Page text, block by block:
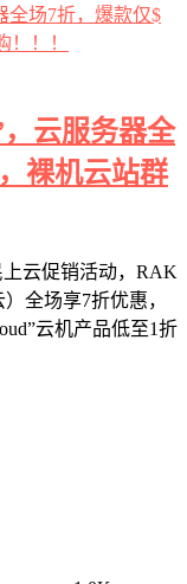
云服务器全
裸机云站群
云促销活动，RAK
全场享7折优惠，
云机产品低至1折